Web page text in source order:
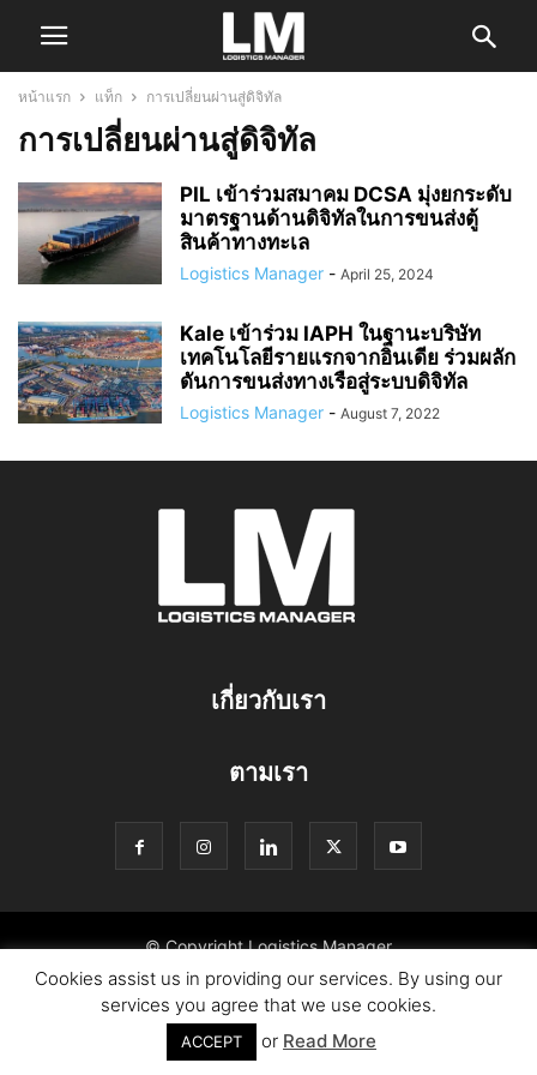
หน้าแรก แท็ก การเปลี่ยนผ่านสู่ดิจิทัล
การเปลี่ยนผ่านสู่ดิจิทัล
PIL เข้าร่วมสมาคม DCSA มุ่งยกระดับ
มาตรฐานด้านดิจิทัลในการขนส่งตู้
สินค้าทางทะเล
Logistics Manager - April 25, 2024
Kale เข้าร่วม IAPH ในฐานะบริษัท
เทคโนโลยีรายแรกจากอินเดีย ร่วมผลัก
ดันการขนส่งทางเรือสู่ระบบดิจิทัล
Logistics Manager - August 7, 2022
เกี่ยวกับเรา
ตามเรา
© Copyright Logistics Manager
Cookies assist us in providing our services. By using our
services you agree that we use cookies.
ACCEPT or Read More